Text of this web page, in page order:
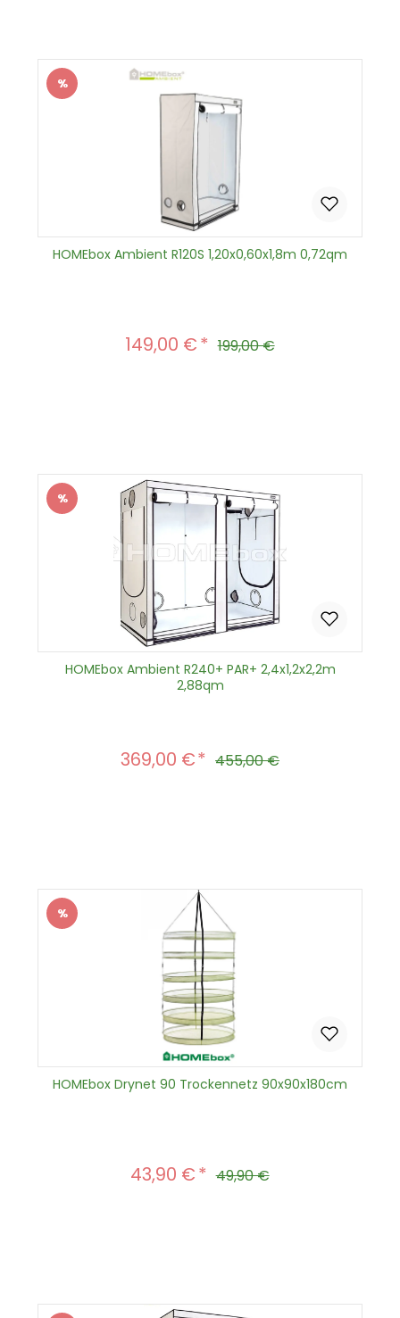
Rabatt
%
HOMEbox Ambient R120S 1,20x0,60x1,8m 0,72qm
Verkaufspreis:
149,00 € Regulärer Preis:
199,00 €
Rabatt
%
HOMEbox Ambient R240+ PAR+ 2,4x1,2x2,2m
2,88qm
Verkaufspreis:
369,00 € Regulärer Preis:
455,00 €
Rabatt
%
HOMEbox Drynet 90 Trockennetz 90x90x180cm
Verkaufspreis:
43,90 € Regulärer Preis:
49,90 €